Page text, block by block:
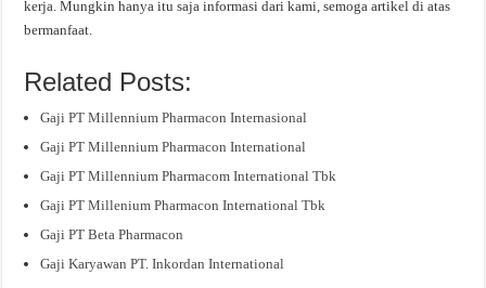
kerja. Mungkin hanya itu saja informasi dari kami, semoga artikel di atas
bermanfaat.
Related Posts:
Gaji PT Millennium Pharmacon Internasional
Gaji PT Millennium Pharmacon International
Gaji PT Millennium Pharmacom International Tbk
Gaji PT Millenium Pharmacon International Tbk
Gaji PT Beta Pharmacon
Gaji Karyawan PT. Inkordan International